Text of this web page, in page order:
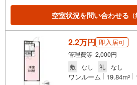
空室状況を問い合わせる
2.2万円 即入居可
管理費等 2,000円
敷
なし 礼 なし
ワンルーム 19.84m2